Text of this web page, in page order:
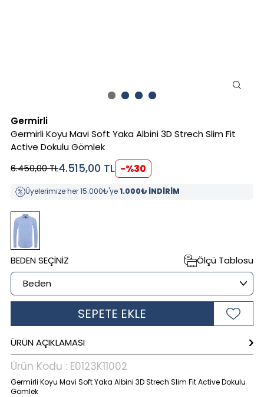
Germirli
Germirli Koyu Mavi Soft Yaka Albini 3D Strech Slim Fit
Active Dokulu Gömlek
6.450,00TL4.515,00 TL -%30
Üyelerimize her 15.000₺'ye1.000₺ İNDİRİM
BEDEN SEÇINIZ Ölçü Tablosu
SEPETE EKLE
ÜRÜN AÇIKLAMASI
Ürün Kodu : E0123K11002
Germirli Koyu Mavi Soft Yaka Albini 3D Strech Slim Fit Active Dokulu
Gömlek